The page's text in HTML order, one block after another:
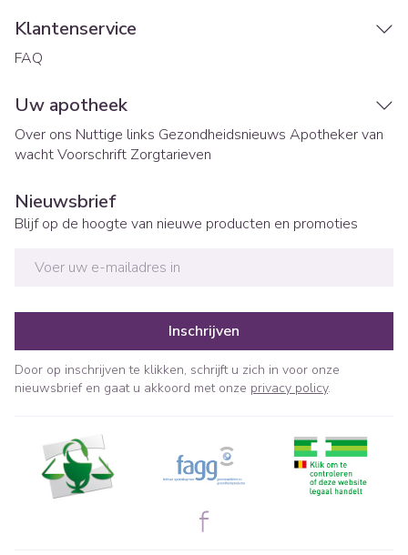
Klantenservice
FAQ
Uw apotheek
Over ons Nuttige links Gezondheidsnieuws Apotheker van
wachtVoorschrift Zorgtarieven
Nieuwsbrief
Blijf op de hoogte van nieuwe producten en promoties
Inschrijven
Door op inschrijven te klikken, schrijft u zich in voor onze
nieuwsbrief en gaat u akkoord met onze privacy policy.